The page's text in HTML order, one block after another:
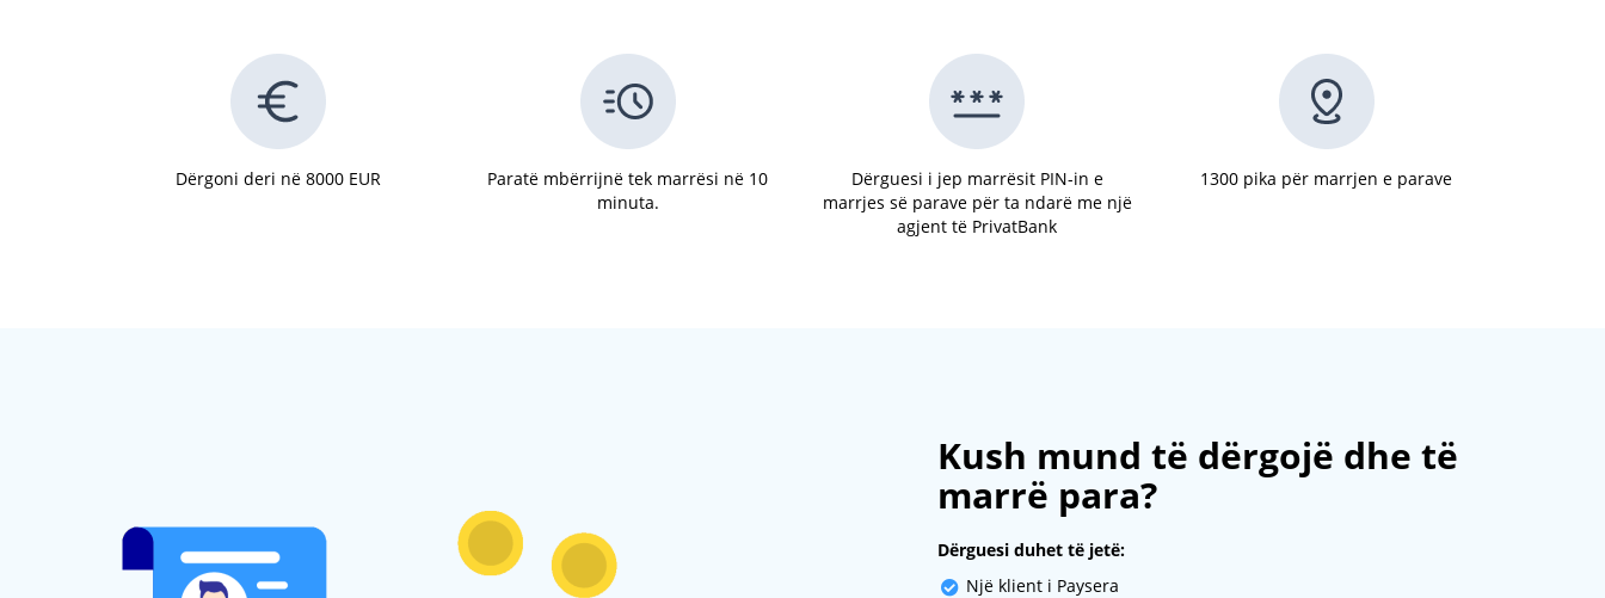
Dërgoni deri në 8000 EUR
Paratë mbërrijnë tek marrësi në 10
minuta.
Dërguesi i jep marrësit PIN-in e
marrjes së parave për ta ndarë me një
agjent të PrivatBank
1300 pika për marrjen e parave
Kush mund të dërgojë dhe të
marrë para?
Dërguesi duhet të jetë:
Një klient i Paysera